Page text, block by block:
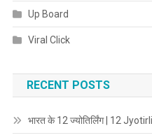
Up Board
Viral Click
RECENT POSTS
भारत के 12 ज्योतिर्लिंग | 12